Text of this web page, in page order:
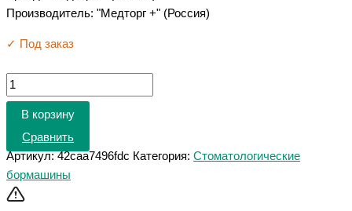
Производитель: "Медторг +" (Россия)
✓ Под заказ
В корзину
Сравнить
Артикул: 42caa7496fdc Категория: Стоматологические
бормашины